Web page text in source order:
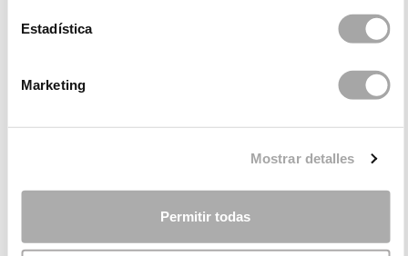
Estadística
Marketing
Mostrar detalles
Permitir todas
¿NECESITAS AYUDA?
PUNTOS DE VENTA